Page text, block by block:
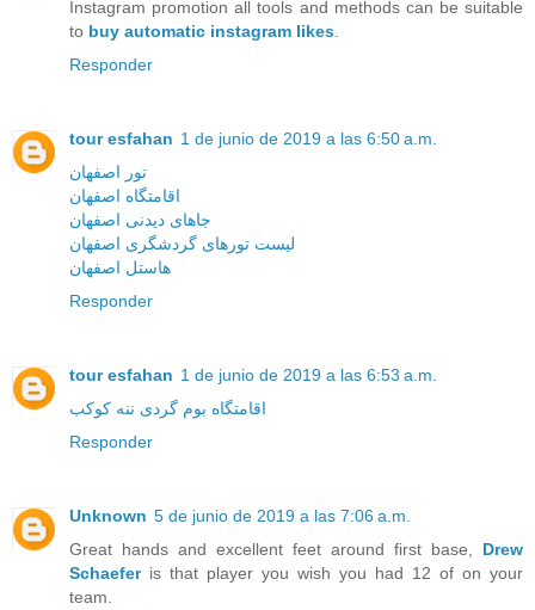
Instagram promotion all tools and methods can be suitable
to buy automatic instagram likes
Responder
tour esfahan 1 de junio de 2019 a las 6:50 a.m.
تور اصفهان
اقامتگاه اصفهان
جاهای دیدنی اصفهان
لیست تورهای گردشگری اصفهان
هاستل اصفهان
Responder
tour esfahan 1 de junio de 2019 a las 6:53 a.m.
اقامتگاه بوم گردی ننه کوکب
Responder
Unknown 5 de junio de 2019 a las 7:06 a.m.
Great hands and excellent feet around first base, Drew
Schaefer is that player you wish you had 12 of on your
team.